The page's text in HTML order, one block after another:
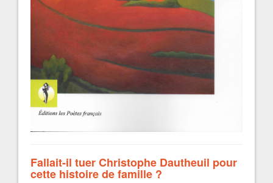
Fallait-il tuer Christophe Dautheuil pour
cette histoire de famille ?